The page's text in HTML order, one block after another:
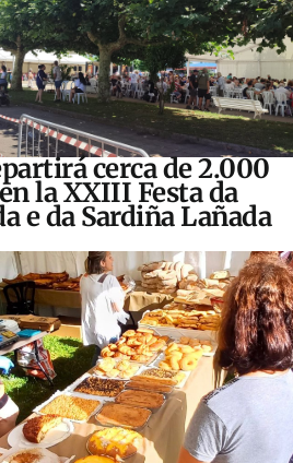
cerca de 2.000
la XXIII Festa da
e da Sardiña Lañada